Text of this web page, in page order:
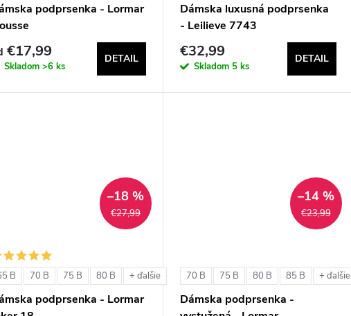
podprsenka - Lormar
€17,99
Skladom >6 ks
DETAIL
Dámska luxusná podprsenka
- Leilieve 7743
€32,99
Skladom 5 ks
DETAIL
€27,99
–18 %
B 70 B 75 B 80 B + ďalšie
podprsenka - Lormar
€23,99
–14 %
70 B 75 B 80 B 85 B + ďalšie
Dámska podprsenka -